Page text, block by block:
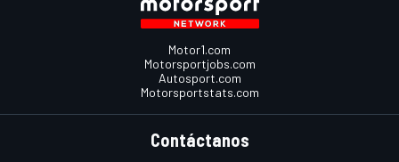
Motor1.com
Motorsportjobs.com
Autosport.com
Motorsportstats.com
Contáctanos